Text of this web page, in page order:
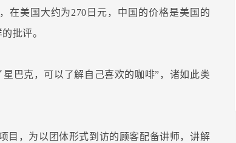
在美国大约为270日元，中国的价格是美国的
批评。
巴克，可以了解自己喜欢的咖啡”，诸如此类
目，为以团体形式到访的顾客配备讲师，讲解